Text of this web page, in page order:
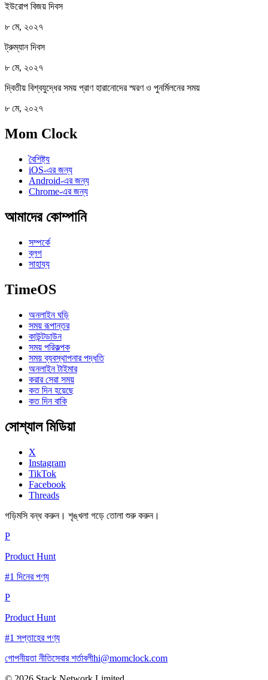
ইউরোপ বিজয় দিবস
৮ মে, ২০২৭
ট্রুম্যান দিবস
৮ মে, ২০২৭
দ্বিতীয় বিশ্বযুদ্ধের সময় প্রাণ হারানোদের স্মরণ ও পুনর্মিলনের সময়
৮ মে, ২০২৭
Mom Clock
বৈশিষ্ট্য
iOS-এর জন্য
Android-এর জন্য
Chrome-এর জন্য
আমাদের কোম্পানি
সম্পর্কে
ব্লগ
সাহায্য
TimeOS
অনলাইন ঘড়ি
সময় রূপান্তর
কাউন্টডাউন
সময় পরিকল্পক
সময় ব্যবস্থাপনার পদ্ধতি
অনলাইন টাইমার
করার সেরা সময়
কত দিন হয়েছে
কত দিন বাকি
সোশ্যাল মিডিয়া
X
Instagram
TikTok
Facebook
Threads
গড়িমসি বন্ধ করুন। শৃঙ্খলা গড়ে তোলা শুরু করুন।
P
Product Hunt
#1 দিনের পণ্য
P
Product Hunt
#1 সপ্তাহের পণ্য
গোপনীয়তা নীতিসেবার শর্তাবলীhi@momclock.com